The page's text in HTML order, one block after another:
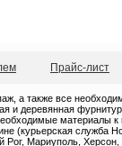
Прайс-лист
а также все
деревянная
материалы
(курьерская
Мариуполь,